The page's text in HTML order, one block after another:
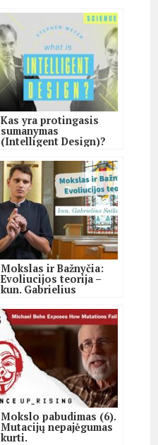
Kas yra protingasis
sumanymas
(Intelligent Design)?
Mokslas ir Bažnyčia:
Evoliucijos teorija –
kun. Gabrielius
Mokslo pabudimas (6).
Mutacijų nepajėgumas
kurti.